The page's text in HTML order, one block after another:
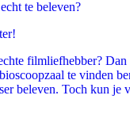
te beleven?
filmliefhebber?
te vinden
beleven. Toch kun je